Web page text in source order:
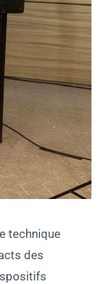
technique
des